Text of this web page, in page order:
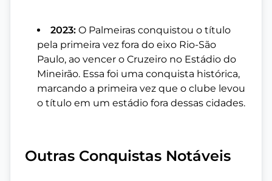
2023: O Palmeiras conquistou o título
pela primeira vez fora do eixo Rio-São
Paulo, ao vencer o Cruzeiro no Estádio do
Mineirão. Essa foi uma conquista histórica,
marcando a primeira vez que o clube levou
o título em um estádio fora dessas cidades.
Outras Conquistas Notáveis